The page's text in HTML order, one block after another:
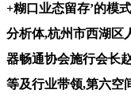
+糊口业态留存’的模
分析体,杭州市西湖区
器畅通协会施行会长
等及行业带领,第六空